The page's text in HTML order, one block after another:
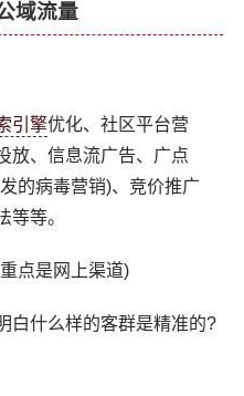
域流量
引擎优化、社区平台营
放、信息流广告、广点
的病毒营销)、竞价推广
等等。
点是网上渠道)
白什么样的客群是精准的?